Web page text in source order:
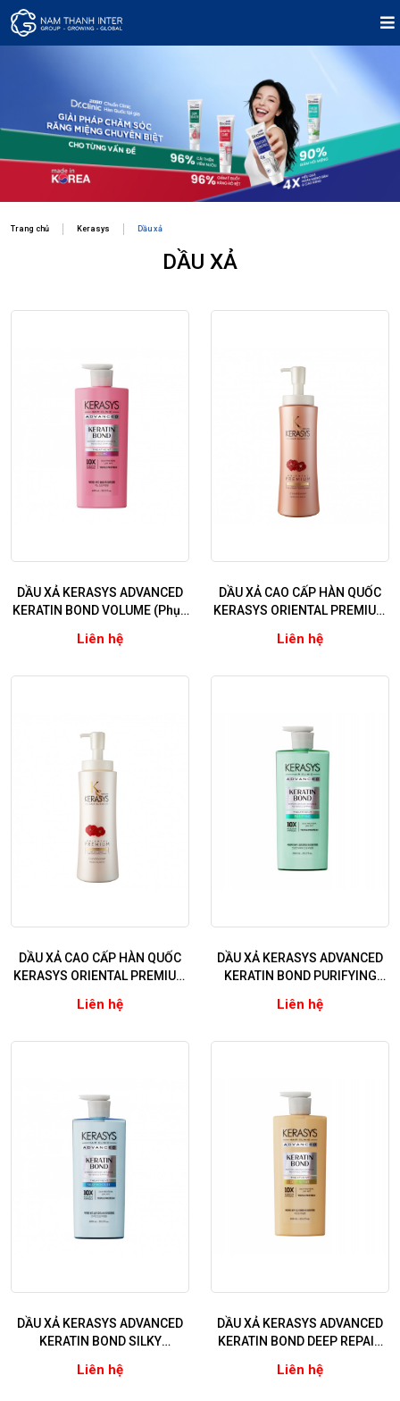
Trang chủ Kerasys Dầu xả
DẦU XẢ
DẦU XẢ KERASYS ADVANCED
KERATIN BOND VOLUME (Phục
ngăn ngừa rụng tóc)
Liên hệ
DẦU XẢ CAO CẤP HÀN QUỐC
KERASYS ORIENTAL PREMIUM
REPAIR 600ml
Liên hệ
DẦU XẢ CAO CẤP HÀN QUỐC
KERASYS ORIENTAL PREMIUM
VOLUMIZING REPAIR 600ml
Liên hệ
DẦU XẢ KERASYS ADVANCED
KERATIN BOND PURIFYING
sâu và detox da đầu)
Liên hệ
DẦU XẢ KERASYS ADVANCED
KERATIN BOND SILKY
ẩm chuyên sâu)
Liên hệ
DẦU XẢ KERASYS ADVANCED
KERATIN BOND DEEP REPAIR
tổn nặng)
Liên hệ